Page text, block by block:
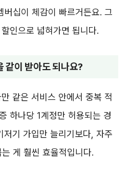
버십이 체감이 빠르거든요. 그
인으로 넓혀가면 됩니다.
같이 받아도 되나요?
같은 서비스 안에서 중복 적
하나당 1계정만 허용되는 경
저기 가입만 늘리기보다, 자주
게 훨씬 효율적입니다.